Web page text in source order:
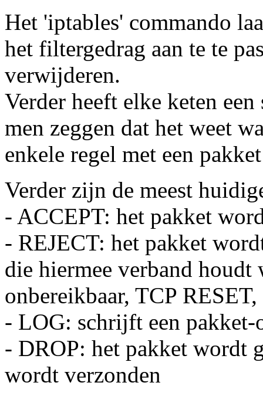
Het 'iptables' commando
het filtergedrag aan te te
verwijderen.
Verder heeft elke keten
men zeggen dat het weet
enkele regel met een
Verder zijn de meest
- ACCEPT: het pakket
- REJECT: het pakket
die hiermee verband
onbereikbaar, TCP
- LOG: schrijft een
- DROP: het pakket wordt
wordt verzonden